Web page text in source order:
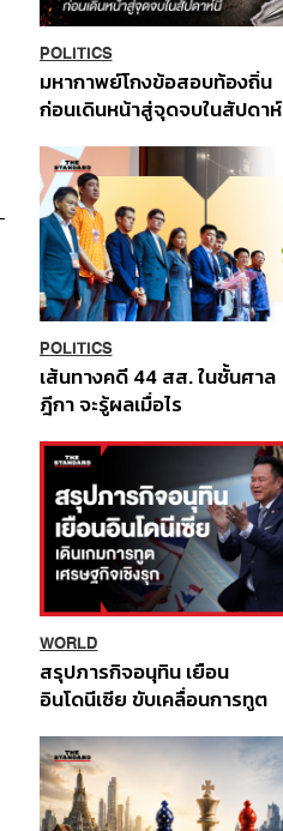
POLITICS
มหากาพย์โกงข้อสอบท้องถิ่น
ก่อนเดินหน้าสู่จุดจบในสัปดาห์
POLITICS
เส้นทางคดี 44 สส. ในชั้นศาล
ฎีกา จะรู้ผลเมื่อไร
WORLD
สรุปภารกิจอนุทิน เยือน
อินโดนีเซีย ขับเคลื่อนการทูต
ส่วนยุทธศาสตร์ไทย –
อินโดนีเซีย